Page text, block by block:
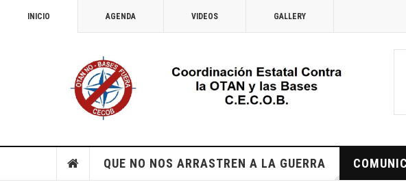
INICIO AGENDA VIDEOS GALLERY
QUE NO NOS ARRASTREN A LA GUERRA